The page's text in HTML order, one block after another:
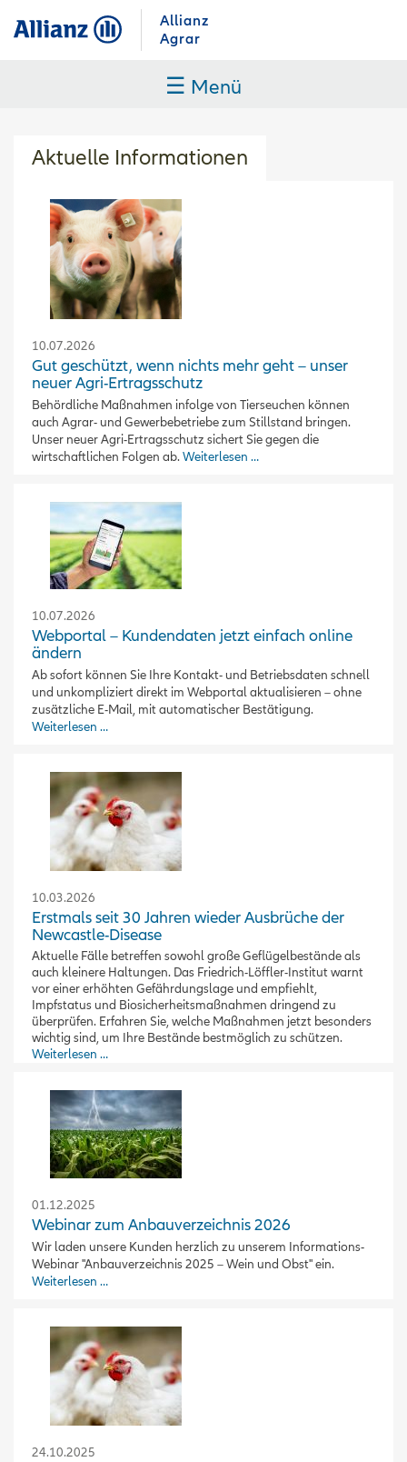
Allianz
Agrar
☰ Menü
Aktuelle Informationen
10.07.2026
Gut geschützt, wenn nichts mehr geht – unser
neuer Agri-Ertragsschutz
Behördliche Maßnahmen infolge von Tierseuchen können
auch Agrar- und Gewerbebetriebe zum Stillstand bringen.
Unser neuer Agri-Ertragsschutz sichert Sie gegen die
wirtschaftlichen Folgen ab.Weiterlesen …
10.07.2026
Webportal – Kundendaten jetzt einfach online
ändern
Ab sofort können Sie Ihre Kontakt- und Betriebsdaten schnell
und unkompliziert direkt im Webportal aktualisieren – ohne
zusätzliche E-Mail, mit automatischer Bestätigung.
Weiterlesen …
10.03.2026
Erstmals seit 30 Jahren wieder Ausbrüche der
Newcastle-Disease
Aktuelle Fälle betreffen sowohl große Geflügelbestände als
auch kleinere Haltungen. Das Friedrich-Löffler-Institut warnt
vor einer erhöhten Gefährdungslage und empfiehlt,
Impfstatus und Biosicherheitsmaßnahmen dringend zu
überprüfen. Erfahren Sie, welche Maßnahmen jetzt besonders
wichtig sind, um Ihre Bestände bestmöglich zu schützen.
Weiterlesen …
01.12.2025
Webinar zum Anbauverzeichnis 2026
Wir laden unsere Kunden herzlich zu unserem Informations-
Webinar "Anbauverzeichnis 2025 – Wein und Obst" ein.
Weiterlesen …
24.10.2025